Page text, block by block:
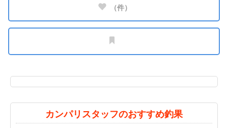
（件）
カンパリスタッフのおすすめ釣果